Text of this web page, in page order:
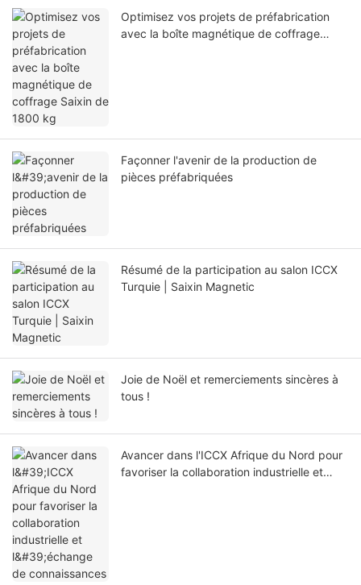
Optimisez vos projets de préfabrication
avec la boîte magnétique de coffrage
Façonner l'avenir de la production de
pièces préfabriquées
Résumé de la participation au salon ICCX
Turquie | Saixin Magnetic
Joie de Noël et remerciements sincères à
tous !
Avancer dans l'ICCX Afrique du Nord pour
favoriser la collaboration industrielle et